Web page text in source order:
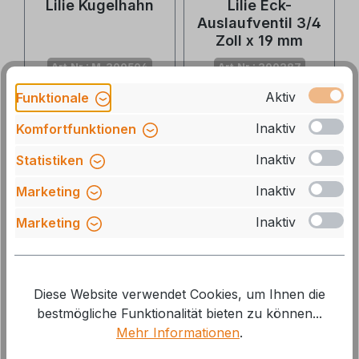
Lilie Kugelhahn
Art.Nr.: M-300504
Lieferzeit: 3-5 Tage
Lilie Eck-
Auslaufventil 3/4
Zoll x 19 mm
Art.Nr.: 300287
2 Tage
26,00 €* 28,90 €*
Funktionale
Aktiv
Komfortfunktionen
Inaktiv
Statistiken
Inaktiv
Marketing
Inaktiv
Marketing
Inaktiv
Diese Website verwendet Cookies, um Ihnen die
bestmögliche Funktionalität bieten zu können...
Mehr Informationen.